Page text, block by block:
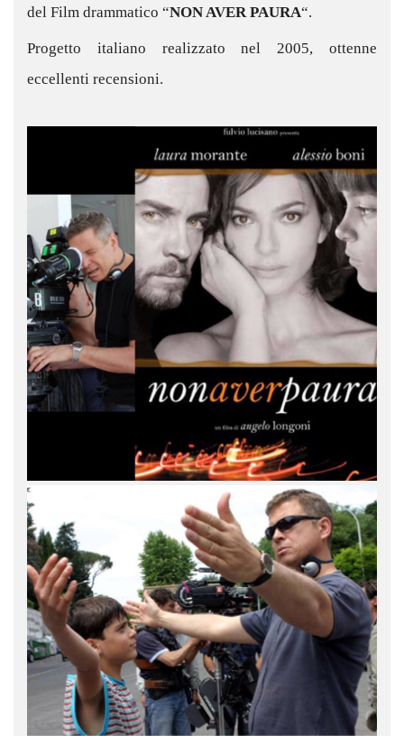
del Film drammatico “NON AVER PAURA“.
Progetto italiano realizzato nel 2005, ottenne
eccellenti recensioni.